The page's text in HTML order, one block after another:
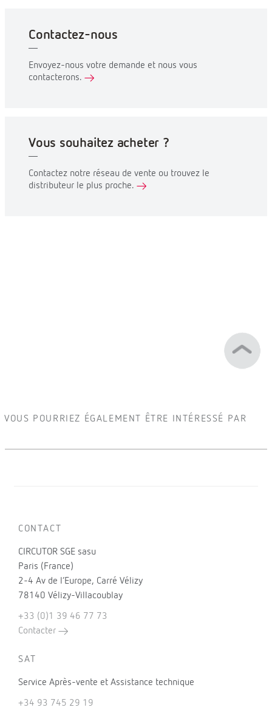
Contactez-nous
Envoyez-nous votre demande et nous vous
contacterons.
Vous souhaitez acheter ?
Contactez notre réseau de vente ou trouvez le
distributeur le plus proche.
VOUS POURRIEZ ÉGALEMENT ÊTRE INTÉRESSÉ PAR
CONTACT
CIRCUTOR SGE sasu
Paris (France)
2-4 Av de l’Europe, Carré Vélizy
78140 Vélizy-Villacoublay
+33 (0)1 39 46 77 73
Contacter
SAT
Service Après-vente et Assistance technique
+34 93 745 29 19